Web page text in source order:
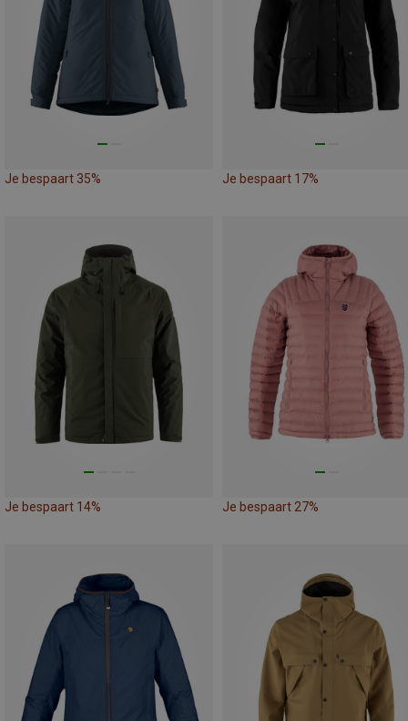
Je bespaart 35% Je bespaart 17%
Je bespaart 14% Je bespaart 27%